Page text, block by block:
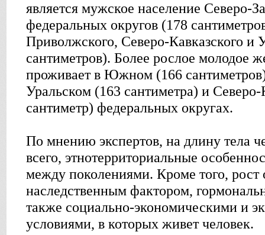
является мужское население Северо-
федеральных округов (178
Приволжского, Северо-Кавказского и
сантиметров). Более рослое молодое
проживает в Южном (166
Уральском (163 сантиметра) и
сантиметр) федеральных округах.
По мнению экспертов, на длину тела
всего, этнотерриториальные
между поколениями. Кроме того, рост
наследственным фактором,
также социально-экономическими и
условиями, в которых живет человек.